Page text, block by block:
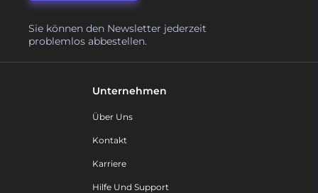
Sie können den Newsletter jederzeit
problemlos abbestellen.
Unternehmen
Über Uns
Kontakt
Karriere
Hilfe Und Support